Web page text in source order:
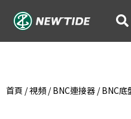
首頁 /視頻 /BNC連接器 /BNC底